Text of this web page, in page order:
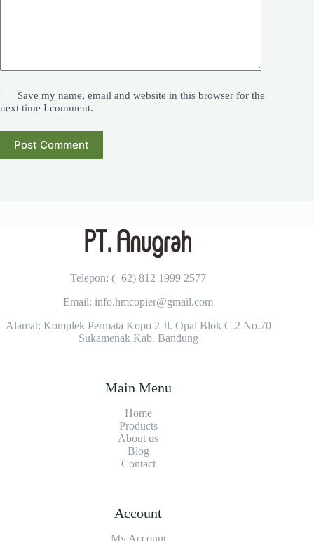
Save my name, email and website in this browser for the
next time I comment.
Post Comment
Telepon: (+62) 812 1999 2577
Email: info.hmcopier@gmail.com
Alamat: Komplek Permata Kopo 2 Jl. Opal Blok C.2 No.70
Sukamenak Kab. Bandung
Main Menu
Home
Products
About us
Blog
Contact
Account
My Account